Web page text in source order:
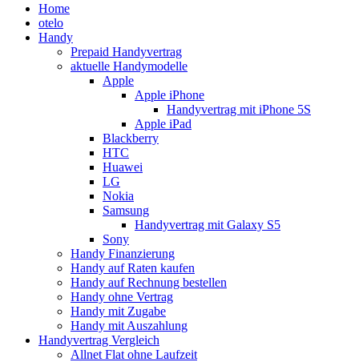
Home
otelo
Handy
Prepaid Handyvertrag
aktuelle Handymodelle
Apple
Apple iPhone
Handyvertrag mit iPhone 5S
Apple iPad
Blackberry
HTC
Huawei
LG
Nokia
Samsung
Handyvertrag mit Galaxy S5
Sony
Handy Finanzierung
Handy auf Raten kaufen
Handy auf Rechnung bestellen
Handy ohne Vertrag
Handy mit Zugabe
Handy mit Auszahlung
Handyvertrag Vergleich
Allnet Flat ohne Laufzeit